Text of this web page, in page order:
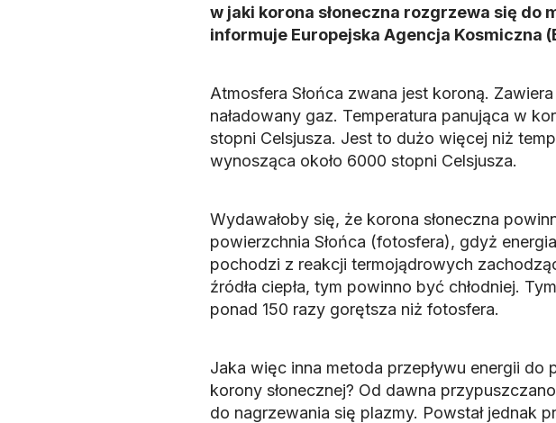
w jaki korona słoneczna rozgrzewa się do
informuje Europejska Agencja Kosmiczna
Atmosfera Słońca zwana jest koroną.
naładowany gaz. Temperatura panująca w
stopni Celsjusza. Jest to dużo więcej niż
wynosząca około 6000 stopni Celsjusza.
Wydawałoby się, że korona słoneczna
powierzchnia Słońca (fotosfera), gdyż
pochodzi z reakcji termojądrowych
źródła ciepła, tym powinno być chłodniej.
ponad 150 razy gorętsza niż fotosfera.
Jaka więc inna metoda przepływu energii do
korony słonecznej? Od dawna
do nagrzewania się plazmy. Powstał jednak